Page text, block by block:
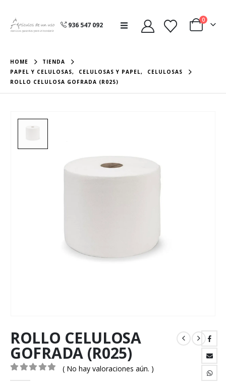
936 547 092
0
HOME
TIENDA
PAPEL Y CELULOSAS, CELULOSAS Y PAPEL,
CELULOSAS
ROLLO CELULOSA GOFRADA (R025)
ROLLO CELULOSA
GOFRADA (R025)
( No hay valoraciones aún. )